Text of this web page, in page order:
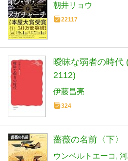
朝井リョウ
22117
曖昧な弱者の時代
2112)
伊藤昌亮
324
薔薇の名前〈下〉
ウンベルトエーコ